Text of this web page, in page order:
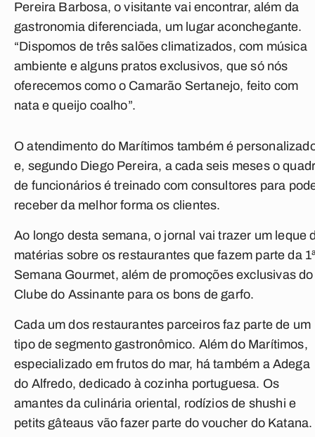
Pereira Barbosa, o visitante vai encontrar, além da
gastronomia diferenciada, um lugar aconchegante.
“Dispomos de três salões climatizados, com música
ambiente e alguns pratos exclusivos, que só nós
oferecemos como o Camarão Sertanejo, feito com
nata e queijo coalho”.
O atendimento do Marítimos também é
e, segundo Diego Pereira, a cada seis meses o
de funcionários é treinado com consultores para
receber da melhor forma os clientes.
Ao longo desta semana, o jornal vai trazer um leque
matérias sobre os restaurantes que fazem parte da
Semana Gourmet, além de promoções exclusivas do
Clube do Assinante para os bons de garfo.
Cada um dos restaurantes parceiros faz parte de um
tipo de segmento gastronômico. Além do Marítimos,
especializado em frutos do mar, há também a Adega
do Alfredo, dedicado à cozinha portuguesa. Os
amantes da culinária oriental, rodízios de shushi e
petits gâteaus vão fazer parte do voucher do Katana.